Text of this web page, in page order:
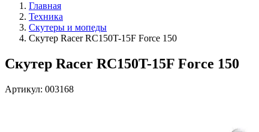
Главная
Техника
Скутеры и мопеды
Скутер Racer RC150T-15F Force 150
Скутер Racer RC150T-15F Force 150
Артикул: 003168